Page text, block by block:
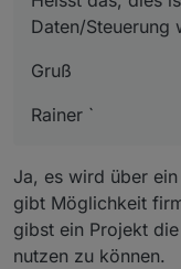
Daten/Steuerung
Gruß
Rainer `
Ja, es wird über
gibt Möglichkeit
gibst ein Projekt
nutzen zu können.